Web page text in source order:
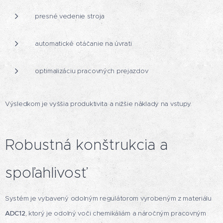
presné vedenie stroja
automatické otáčanie na úvrati
optimalizáciu pracovných prejazdov
Výsledkom je vyššia produktivita a nižšie náklady na vstupy.
Robustná konštrukcia a
spoľahlivosť
Systém je vybavený odolným regulátorom vyrobeným z materiálu
ADC12, ktorý je odolný voči chemikáliám a náročným pracovným